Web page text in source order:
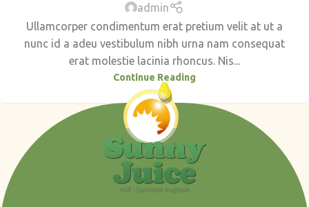
admin
Ullamcorper condimentum erat pretium velit at ut a
nunc id a adeu vestibulum nibh urna nam consequat
erat molestie lacinia rhoncus. Nis...
Continue Reading